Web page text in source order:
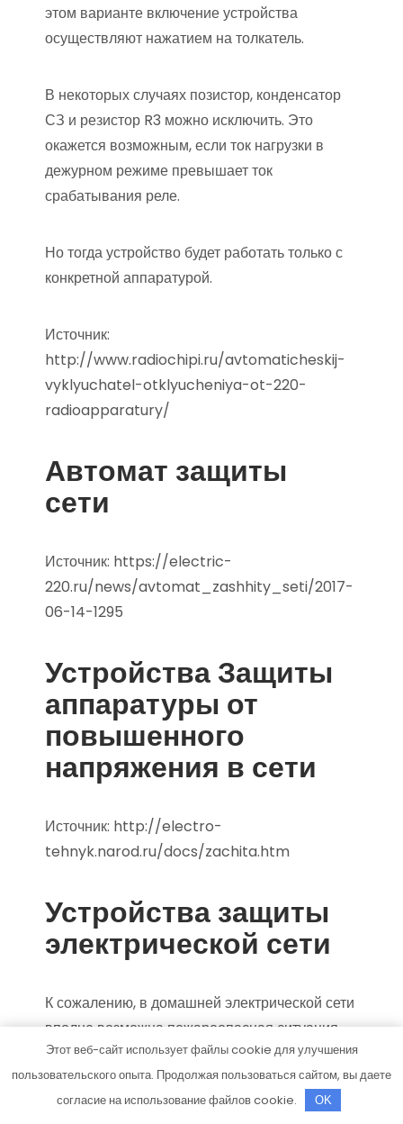
этом варианте включение устройства
осуществляют нажатием на толкатель.
В некоторых случаях позистор, конденсатор
СЗ и резистор R3 можно исключить. Это
окажется возможным, если ток нагрузки в
дежурном режиме превышает ток
срабатывания реле.
Но тогда устройство будет работать только с
конкретной аппаратурой.
Источник:
http://www.radiochipi.ru/avtomaticheskij-
vyklyuchatel-otklyucheniya-ot-220-
radioapparatury/
Автомат защиты
сети
Источник: https://electric-
220.ru/news/avtomat_zashhity_seti/2017-
06-14-1295
Устройства Защиты
аппаратуры от
повышенного
напряжения в сети
Источник: http://electro-
tehnyk.narod.ru/docs/zachita.htm
Устройства защиты
электрической сети
К сожалению, в домашней электрической сети
вполне возможна пожароопасная ситуация
из-за перегрузки или короткого замыкания, в
результате чего могут возникать значительные
токи, приводящие к стремительному
Этот веб-сайт использует файлы cookie для улучшения
пользовательского опыта. Продолжая пользоваться сайтом, вы даете
согласие на использование файлов cookie.
OK